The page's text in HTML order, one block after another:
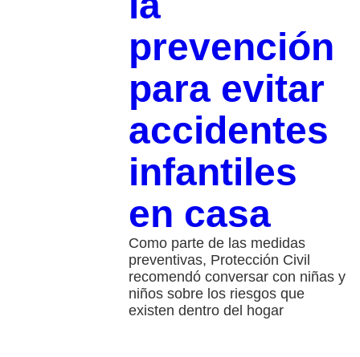
prevención
para evitar
accidentes
infantiles
en casa
Como parte de las medidas
preventivas, Protección Civil
recomendó conversar con niñas y
niños sobre los riesgos que
existen dentro del hogar